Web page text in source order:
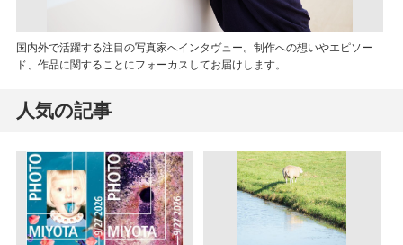
国内外で活躍する注目の写真家へインタヴュー。制作への想いやエピソー
ド、作品に関することにフォーカスしてお届けします。
人気の記事